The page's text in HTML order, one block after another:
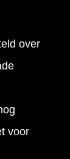
over
voor